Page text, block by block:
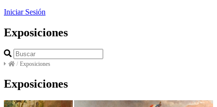
Iniciar Sesión
Exposiciones
/ Exposiciones
Exposiciones